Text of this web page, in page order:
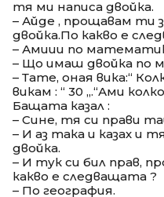
тя ми написа двойка.
– Айде , прощавам ти
двойка.По какво е
– Амиии по
– Що имаш двойка по
– Тате, оная вика:“
викам : “ 30 „.“Ами
Бащата казал :
– Сине, тя си прави
– И аз така и казах и
двойка.
– И тук си бил прав,
какво е следващата ?
– По география.